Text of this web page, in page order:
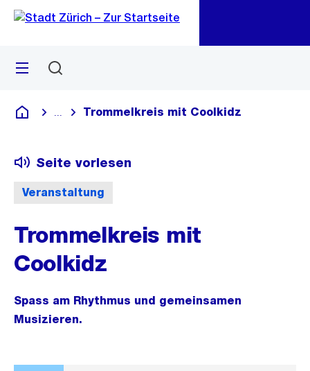
Navigation
Sprunglink
Menü
Deutsch
Blende alle Breadcrumbs ein
Trommelkreis mit Coolkidz
Veranstaltung
Seite vorlesen
Trommelkreis mit
Coolkidz
Spass am Rhythmus und gemeinsamen
Musizieren.